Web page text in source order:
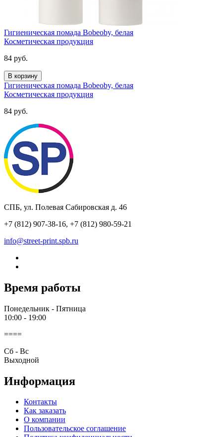
Гигиеническая помада Bobeoby, белая
Косметическая продукция
84 руб.
В корзину
Гигиеническая помада Bobeoby, белая
Косметическая продукция
84 руб.
СПБ, ул. Полевая Сабировская д. 46
+7 (812) 907-38-16, +7 (812) 980-59-21
info@street-print.spb.ru
Время работы
Понедельник - Пятница
10:00 - 19:00
====
Cб - Вс
Выходной
Информация
Контакты
Как заказать
О компании
Пользовательское соглашение